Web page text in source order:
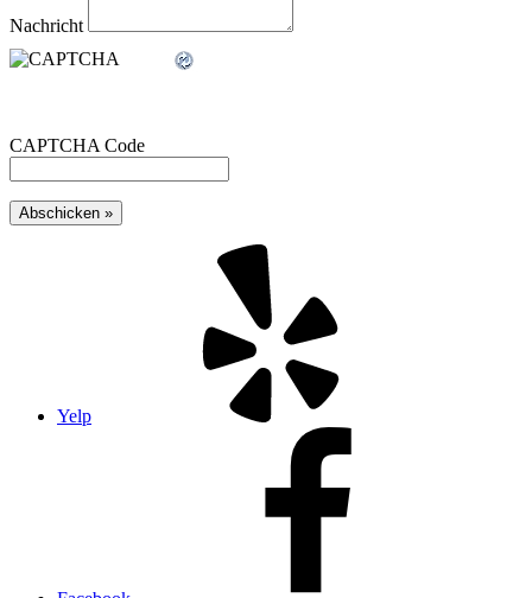
Nachricht
CAPTCHA Code
Yelp